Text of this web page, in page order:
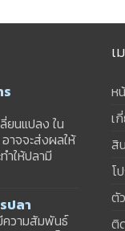
ยนแปลง ใน
าจจะส่งผลให้
ำให้ปลามี
ปลา
วามสัมพันธ์
เ
ห
เ
สิ
โ
ตั
ติ